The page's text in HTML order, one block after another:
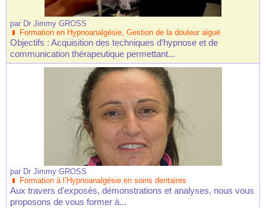
par Dr Jimmy GROSS
Formation en Hypnoanalgésie, Gestion de la douleur aiguë
Objectifs : Acquisition des techniques d’hypnose et de
communication thérapeutique permettant...
par Dr Jimmy GROSS
Formation à l’Hypnoanalgésie en soins dentaires
Aux travers d'exposés, démonstrations et analyses, nous vous
proposons de vous former à...